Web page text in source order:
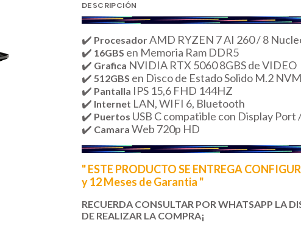
DESCRIPCIÓN
✔️ ProcesadorAMD RYZEN 7 AI 260 / 8
✔️ 16GBS en Memoria Ram DDR5
✔️ Grafica NVIDIA RTX 5060 8GBS de VIDEO
✔️ 512GBS en Disco de Estado Solido M.2
✔️ Pantalla IPS 15,6 FHD 144HZ
✔️ Internet LAN, WIFI 6, Bluetooth
✔️ Puertos USB C compatible con Display
✔️ Camara Web 720p HD
" ESTE PRODUCTO SE ENTREGA
y 12 Meses de Garantia "
RECUERDA CONSULTAR POR WHATSAPP LA
DE REALIZAR LA COMPRA¡